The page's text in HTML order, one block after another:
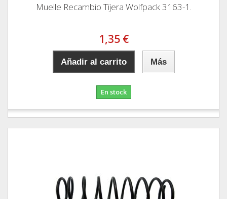
Muelle Recambio Tijera Wolfpack 3163-1.
1,35 €
Añadir al carrito Más
En stock